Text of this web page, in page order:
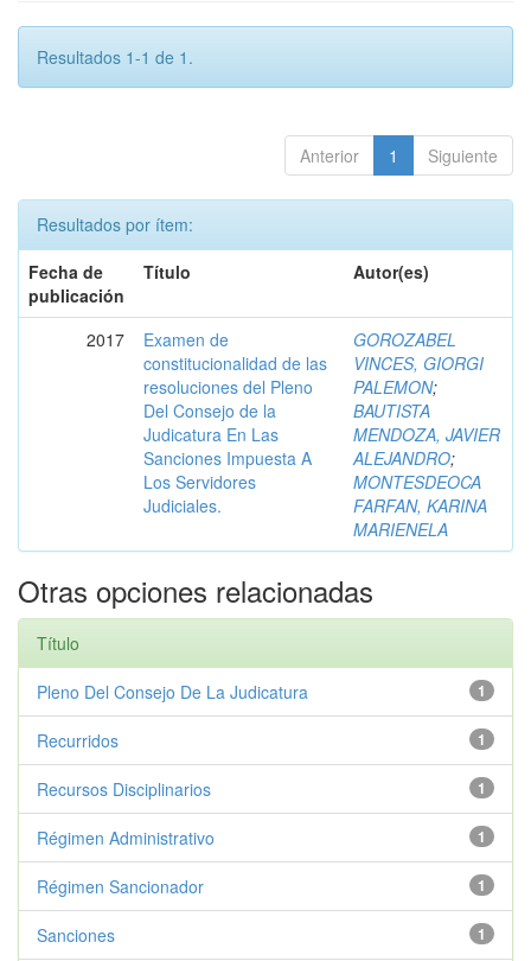
Resultados 1-1 de 1.
Anterior 1 Siguiente
Resultados por ítem:
Fecha de
publicación
Título Autor(es)
2017
Examen de
constitucionalidad de las
resoluciones del Pleno
Del Consejo de la
Judicatura En Las
Sanciones Impuesta A
Los Servidores
Judiciales.
GOROZABEL
VINCES, GIORGI
PALEMON;
BAUTISTA
MENDOZA, JAVIER
ALEJANDRO;
MONTESDEOCA
FARFAN, KARINA
MARIENELA
Otras opciones relacionadas
Título
1
Pleno Del Consejo De La Judicatura
1
Recurridos
1
Recursos Disciplinarios
1
Régimen Administrativo
1
Régimen Sancionador
1
Sanciones